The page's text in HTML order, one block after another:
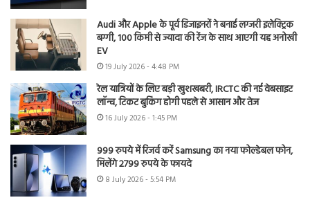
Audi और Apple के पूर्व डिजाइनरों ने बनाई लग्जरी इलेक्ट्रिक
बग्गी, 100 किमी से ज्यादा की रेंज के साथ आएगी यह अनोखी
EV
19 July 2026 - 4:48 PM
रेल यात्रियों के लिए बड़ी खुशखबरी, IRCTC की नई वेबसाइट
लॉन्च, टिकट बुकिंग होगी पहले से आसान और तेज
16 July 2026 - 1:45 PM
999 रुपये में रिजर्व करें Samsung का नया फोल्डेबल फोन,
मिलेंगे 2799 रुपये के फायदे
8 July 2026 - 5:54 PM